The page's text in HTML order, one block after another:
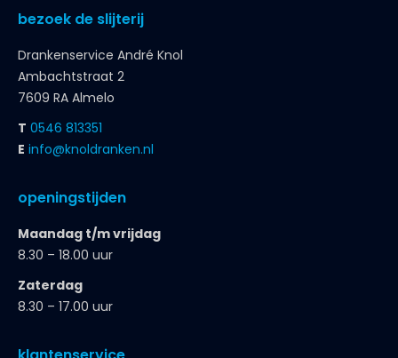
bezoek de slijterij
Drankenservice André Knol
Ambachtstraat 2
7609 RA Almelo
T 0546 813351
E info@knoldranken.nl
openingstijden
Maandag t/m vrijdag
8.30 – 18.00 uur
Zaterdag
8.30 – 17.00 uur